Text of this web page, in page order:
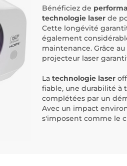
Bénéficiez de
technologie laser de
Cette longévité
également
maintenance. Grâce
projecteur laser
La technologie laser
fiable, une durabilité à
complétées par un
Avec un impact
s'imposent comme le